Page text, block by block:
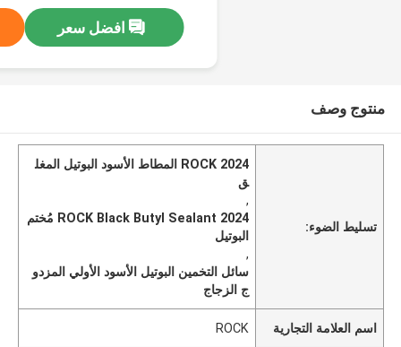
افضل سعر
منتوج وصف
تسليط الضوء:
2024 ROCK المطاط الأسود البوتيل المغل
ق
,
2024 ROCK Black Butyl Sealant مُختم
البوتيل
,
سائل التخمين البوتيل الأسود الأولي المزدو
ج الزجاج
اسم العلامة التجارية ROCK